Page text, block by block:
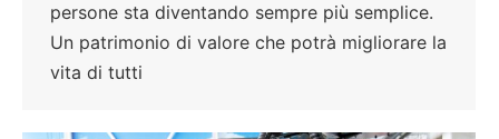
persone sta diventando sempre più semplice.
Un patrimonio di valore che potrà migliorare la
vita di tutti